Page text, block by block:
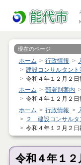
現在のページ
ホーム 行政情報
建設コンサルタン
令和４年１２月２
ホーム
部署別案内
令和４年１２月２
ホーム
行政情報
２ 建設コンサルタ
令和４年１２月２
令和４年１